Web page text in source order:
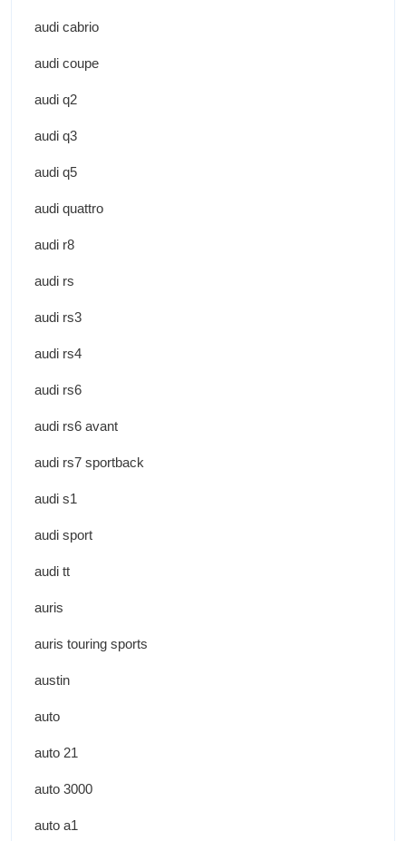
audi cabrio
audi coupe
audi q2
audi q3
audi q5
audi quattro
audi r8
audi rs
audi rs3
audi rs4
audi rs6
audi rs6 avant
audi rs7 sportback
audi s1
audi sport
audi tt
auris
auris touring sports
austin
auto
auto 21
auto 3000
auto a1